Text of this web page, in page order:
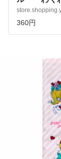
ク かわい
:ado-towel-
通販 -
360円